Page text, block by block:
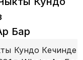
Бар